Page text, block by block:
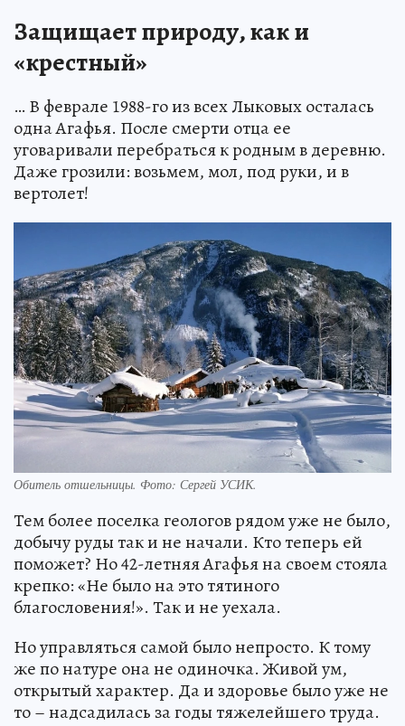
Защищает природу, как и
«крестный»
… В феврале 1988-го из всех Лыковых осталась
одна Агафья. После смерти отца ее
уговаривали перебраться к родным в деревню.
Даже грозили: возьмем, мол, под руки, и в
вертолет!
Обитель отшельницы. Фото: Сергей УСИК.
Тем более поселка геологов рядом уже не было,
добычу руды так и не начали. Кто теперь ей
поможет? Но 42-летняя Агафья на своем стояла
крепко: «Не было на это тятиного
благословения!». Так и не уехала.
Но управляться самой было непросто. К тому
же по натуре она не одиночка. Живой ум,
открытый характер. Да и здоровье было уже не
то – надсадилась за годы тяжелейшего труда.